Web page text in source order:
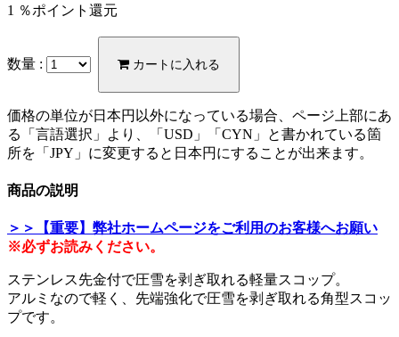
1 ％ポイント還元
数量 : カートに入れる
価格の単位が日本円以外になっている場合、ページ上部にあ
る「言語選択」より、「USD」「CYN」と書かれている箇
所を「JPY」に変更すると日本円にすることが出来ます。
商品の説明
＞＞【重要】弊社ホームページをご利用のお客様へお願い
※必ずお読みください。
ステンレス先金付で圧雪を剥ぎ取れる軽量スコップ。
アルミなので軽く、先端強化で圧雪を剥ぎ取れる角型スコッ
プです。